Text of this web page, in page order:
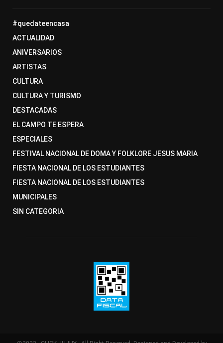
#quedateencasa
ACTUALIDAD
ANIVERSARIOS
ARTISTAS
CULTURA
CULTURA Y TURISMO
DESTACADAS
EL CAMPO TE ESPERA
ESPECIALES
FESTIVAL NACIONAL DE DOMA Y FOLKLORE JESUS MARIA
FIESTA NACIONAL DE LOS ESTUDIANTES
FIESTA NACIONAL DE LOS ESTUDIANTES
MUNICIPALES
SIN CATEGORIA